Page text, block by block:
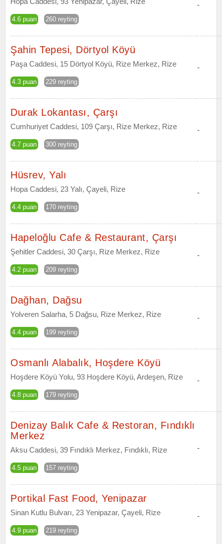
4.6 puan 260 reyting
-
Şahin Tepesi, Dörtyol Köyü
Paşa Caddesi, 15 Dörtyol Köyü, Rize Merkez, Rize
4.3 puan 229 reyting
-
Durak Lokantası, Çarşı
Cumhuriyet Caddesi, 109 Çarşı, Rize Merkez, Rize
4.7 puan 300 reyting
-
Hüsrev, Yalı
Hopa Caddesi, 23 Yalı, Çayeli, Rize
4.4 puan 170 reyting
-
Hapeloğlu Cafe & Restaurant, Çarşı
Şehitler Caddesi, 30 Çarşı, Rize Merkez, Rize
4.2 puan 209 reyting
-
Dağhan, Dağsu
Yolveren Salarha, 5 Dağsu, Rize Merkez, Rize
4.4 puan 199 reyting
-
Osmanlı Alabalık, Hoşdere Köyü
Hoşdere Köyü Yolu, 93 Hoşdere Köyü, Ardeşen, Rize
4.8 puan 179 reyting
-
Denizay Balık Cafe & Restoran, Fındıklı
Merkez
Aksu Caddesi, 39 Fındıklı Merkez, Fındıklı, Rize
4.5 puan 157 reyting
-
Portikal Fast Food, Yenipazar
Sinan Kutlu Bulvarı, 23 Yenipazar, Çayeli, Rize
4.9 puan 219 reyting
-